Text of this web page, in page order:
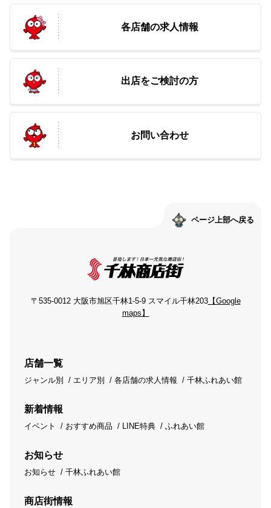
各店舗の求人情報
出店をご検討の方
お問い合わせ
ページ上部へ戻る
〒535-0012 大阪市旭区千林1-5-9 スマイル千林203【Google
maps】
店舗一覧
ジャンル別 エリア別 各店舗の求人情報 千林ふれあい館
新着情報
イベント おすすめ商品 LINE特典 ふれあい館
お知らせ
お知らせ 千林ふれあい館
商店街情報